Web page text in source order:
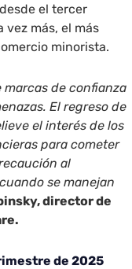
el tercer
más, el más
minorista.
marcas de confianza
El regreso de
el interés de los
para cometer
al
se manejan
director de
de 2025